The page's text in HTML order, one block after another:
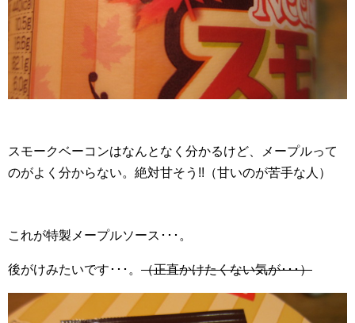
スモークベーコンはなんとなく分かるけど、メープルって
のがよく分からない。絶対甘そう!!（甘いのが苦手な人）
これが特製メープルソース･･･。
後がけみたいです･･･。 （正直かけたくない気が･･･）